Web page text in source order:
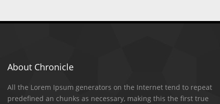
About Chronicle
All the Lorem Ipsum generators on the Internet tend to repeat
predefined an chunks as necessary, making this the first true